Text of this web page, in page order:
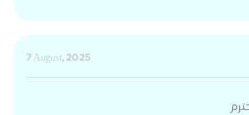
7 August, 2025